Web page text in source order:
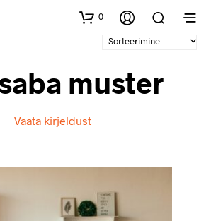
0
muster
Vaata kirjeldust